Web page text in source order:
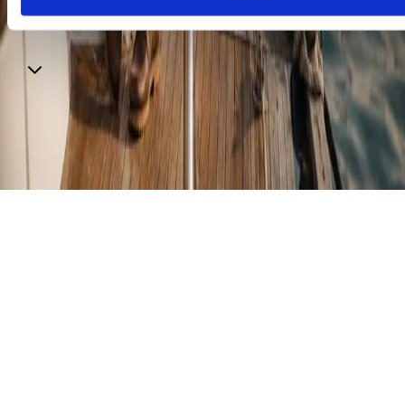
Italia
19234780info@torinooutletvillage.com
Iscriviti alla newsletter
© 2025 Torino Fashion Village Srl - Corso Matteotti, 10,
Milano (MI), 20121 - P. IVA 05481690484 - Iscritta R.E.A.
di Milano al n. 1951643 - Capitale sociale: Euro 30.000 i.v.